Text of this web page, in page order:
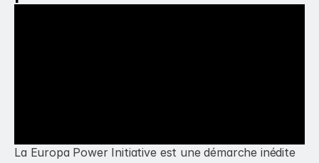
La Europa Power Initiative est une démarche inédite